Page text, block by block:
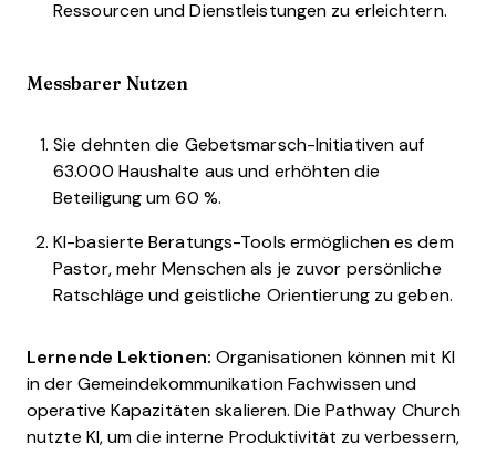
Ressourcen und Dienstleistungen zu erleichtern.
Messbarer Nutzen
Sie dehnten die Gebetsmarsch-Initiativen auf
63.000 Haushalte aus und erhöhten die
Beteiligung um 60 %.
KI-basierte Beratungs-Tools ermöglichen es dem
Pastor, mehr Menschen als je zuvor persönliche
Ratschläge und geistliche Orientierung zu geben.
Lernende Lektionen: Organisationen können mit KI
in der Gemeindekommunikation Fachwissen und
operative Kapazitäten skalieren. Die Pathway Church
nutzte KI, um die interne Produktivität zu verbessern,